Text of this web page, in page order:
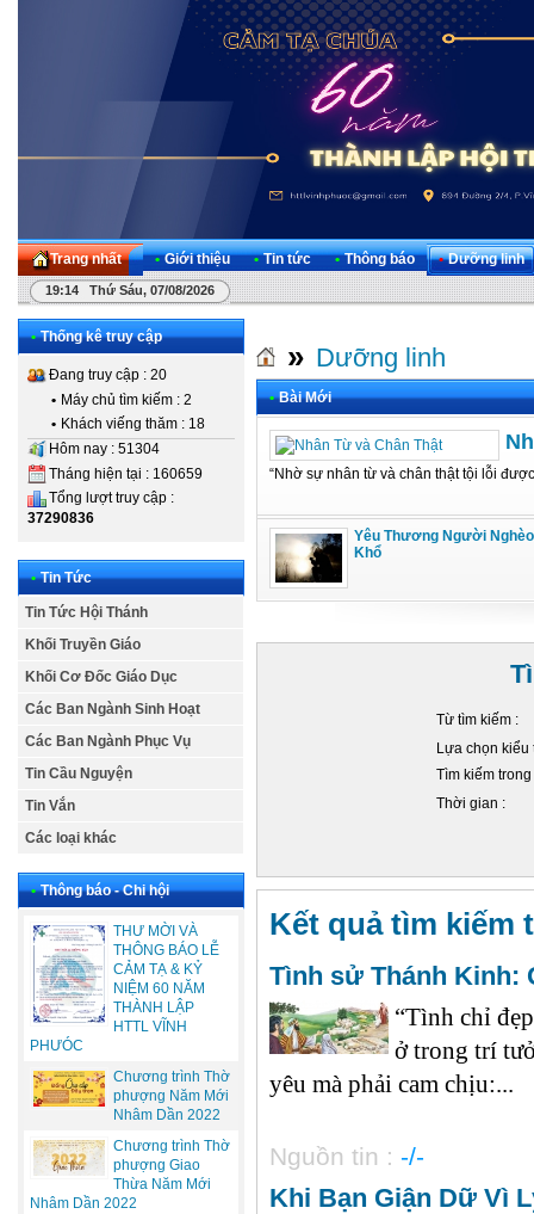
Trang nhất • Giới thiệu • Tin tức • Thông báo • Dưỡng linh
19:14 Thứ Sáu, 07/08/2026
• Thống kê truy cập
Đang truy cập : 20
• Máy chủ tìm kiếm : 2
• Khách viếng thăm : 18
Hôm nay : 51304
Tháng hiện tại : 160659
Tổng lượt truy cập :
37290836
• Tin Tức
Tin Tức Hội Thánh
Khối Truyền Giáo
Khối Cơ Đốc Giáo Dục
Các Ban Ngành Sinh Hoạt
Các Ban Ngành Phục Vụ
Tin Cầu Nguyện
Tin Vắn
Các loại khác
• Thông báo - Chi hội
THƯ MỜI VÀ
THÔNG BÁO LỄ
CẢM TẠ & KỶ
NIỆM 60 NĂM
THÀNH LẬP
HTTL VĨNH
PHƯÓC
Chương trình Thờ
phượng Năm Mới
Nhâm Dần 2022
Chương trình Thờ
phượng Giao
Thừa Năm Mới
Nhâm Dần 2022
» Dưỡng linh
• Bài Mới
“Nhờ sự nhân từ và chân thật tội lỗi
Yêu Thương Người Nghèo
Khổ
Từ tìm kiếm :
Lựa chọn kiểu
Tìm kiếm
Thời gian :
Kết quả tìm kiếm
Tình sử Thánh Kinh:
“Tình chỉ
ở trong trí
yêu mà phải cam chịu:...
Nguồn tin : -/-
Khi Bạn Giận Dữ Vì